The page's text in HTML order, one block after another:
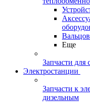
Еще
Запчасти для
Электростанции
Запчасти к
дизельным